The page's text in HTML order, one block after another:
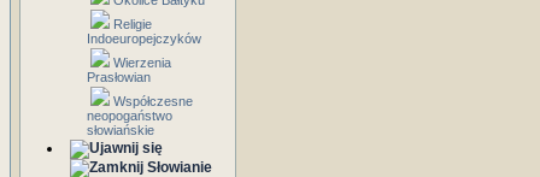
Religie
Indoeuropejczyków
Wierzenia
Prasłowian
Współczesne
neopogaństwo
słowiańskie
Słowianie